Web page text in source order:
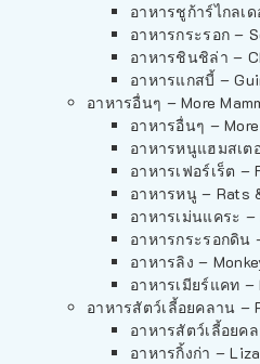
อาหารชูก้าร์ไกลเ
อาหารกระรอก –
อาหารชินชิล่า –
อาหารแกสบี้ –
อาหารอื่นๆ – More
อาหารอื่นๆ –
อาหารหนูแฮมสเต
อาหารเฟอร์เร็ต –
อาหารหนู – Rats
อาหารเม่นแคระ –
อาหารกระรอกดิน
อาหารลิง –
อาหารเมียร์แคท –
อาหารสัตว์เลี้อยคลาน –
อาหารสัตว์เลี้อยค
อาหารกิ้งก่า –